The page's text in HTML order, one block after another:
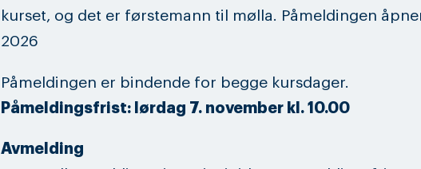
kurset, og det er førstemann til mølla. Påmeldingen
2026
Påmeldingen er bindende for begge kursdager.
Påmeldingsfrist: lørdag 7. november kl. 10.00
Avmelding